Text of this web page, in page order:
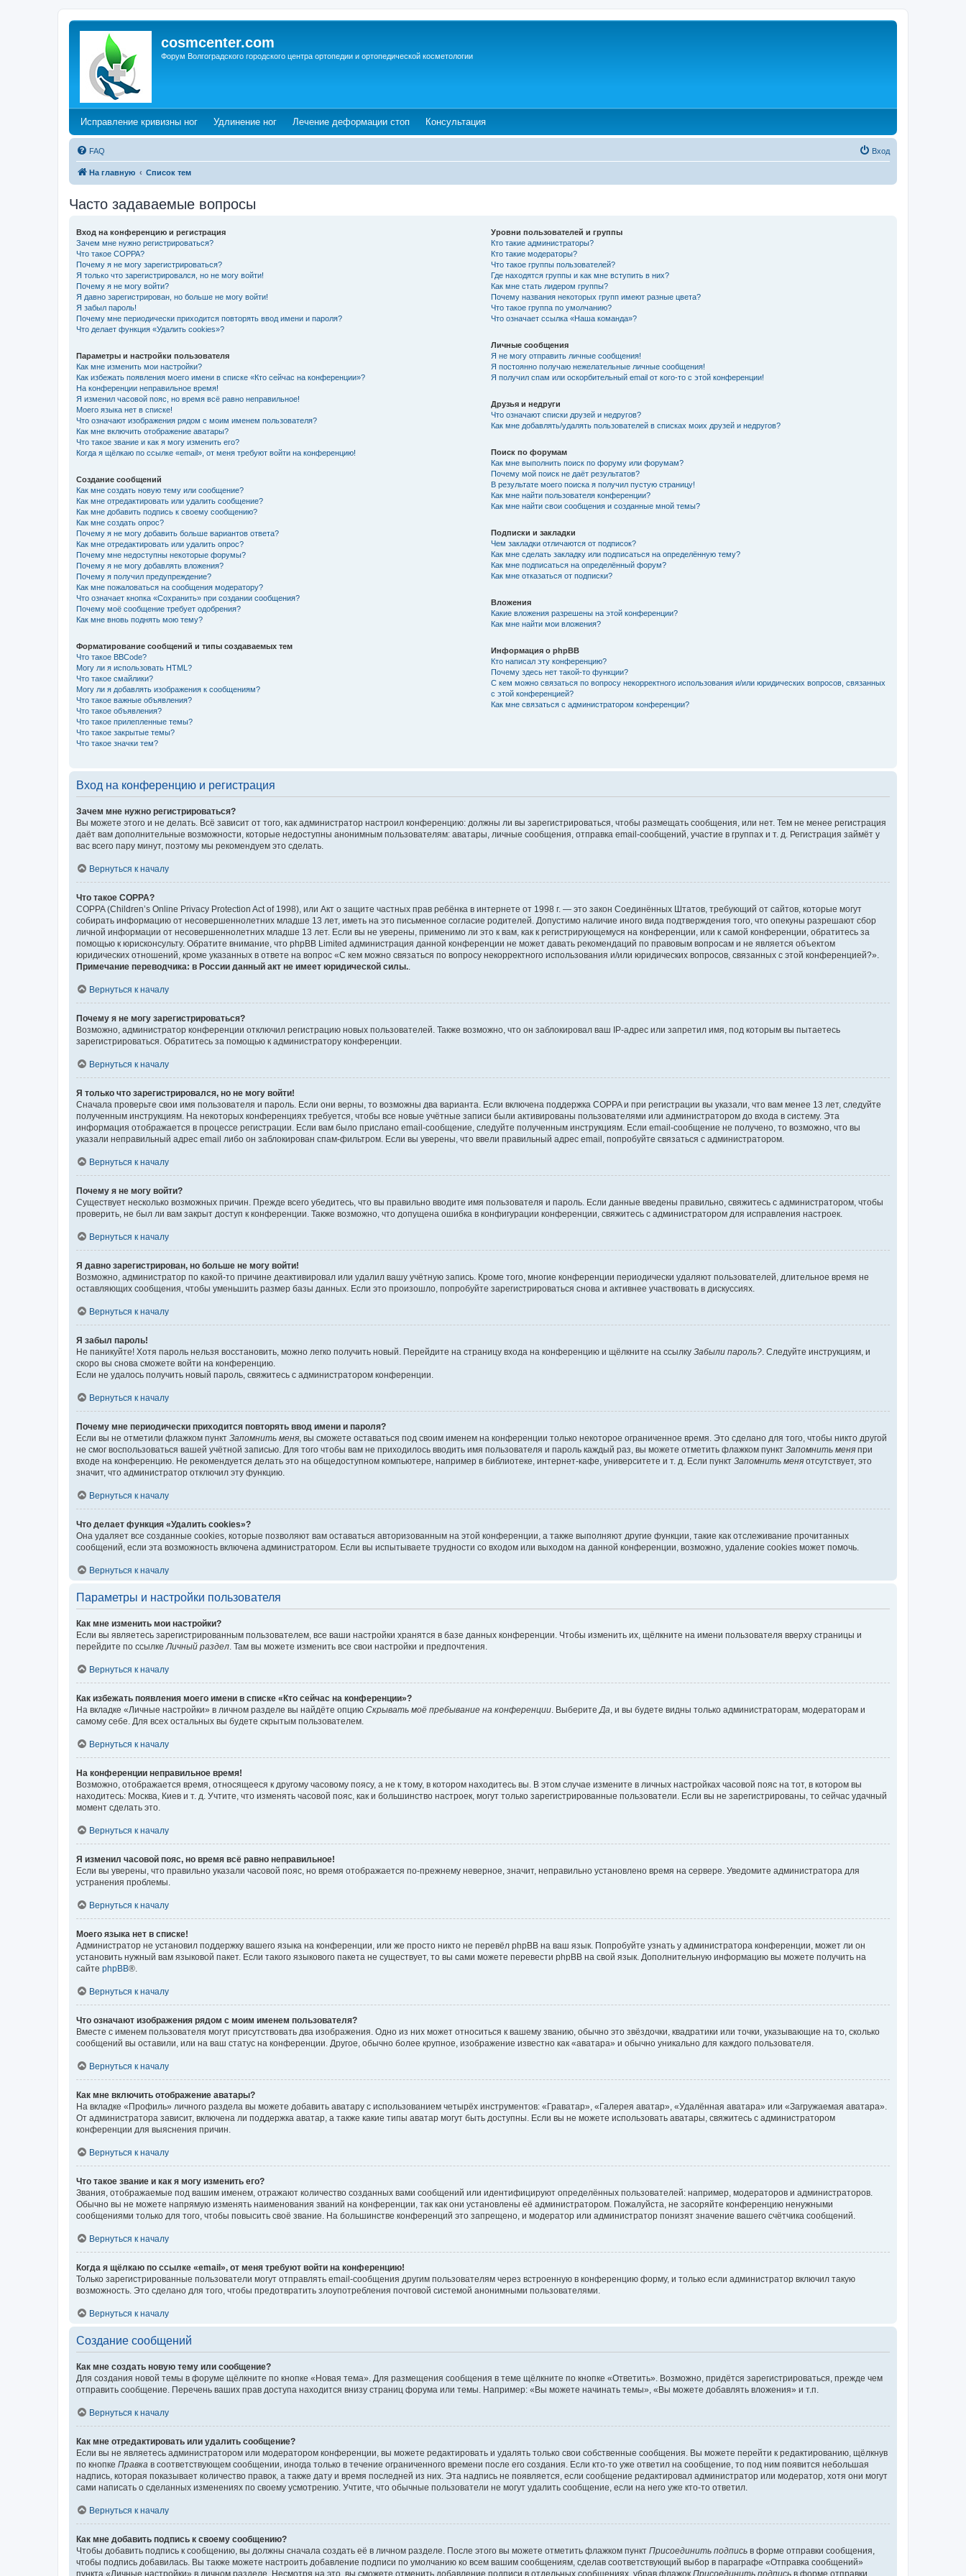
cosmcenter.com
Форум Волгоградского городского центра ортопедии и ортопедической косметологии
Исправление кривизны ног(Opens a new tab)
Удлинение ног(Opens a new tab)
Лечение деформации стоп(Opens a new tab)
Консультация(Opens a new tab)
FAQ Вход
На главную Список тем
Часто задаваемые вопросы
Вход на конференцию и регистрация
Зачем мне нужно регистрироваться?
Что такое COPPA?
Почему я не могу зарегистрироваться?
Я только что зарегистрировался, но не могу войти!
Почему я не могу войти?
Я давно зарегистрирован, но больше не могу войти!
Я забыл пароль!
Почему мне периодически приходится повторять ввод имени и пароля?
Что делает функция «Удалить cookies»?
Параметры и настройки пользователя
Как мне изменить мои настройки?
Как избежать появления моего имени в списке «Кто сейчас на конференции»?
На конференции неправильное время!
Я изменил часовой пояс, но время всё равно неправильное!
Моего языка нет в списке!
Что означают изображения рядом с моим именем пользователя?
Как мне включить отображение аватары?
Что такое звание и как я могу изменить его?
Когда я щёлкаю по ссылке «email», от меня требуют войти на конференцию!
Создание сообщений
Как мне создать новую тему или сообщение?
Как мне отредактировать или удалить сообщение?
Как мне добавить подпись к своему сообщению?
Как мне создать опрос?
Почему я не могу добавить больше вариантов ответа?
Как мне отредактировать или удалить опрос?
Почему мне недоступны некоторые форумы?
Почему я не могу добавлять вложения?
Почему я получил предупреждение?
Как мне пожаловаться на сообщения модератору?
Что означает кнопка «Сохранить» при создании сообщения?
Почему моё сообщение требует одобрения?
Как мне вновь поднять мою тему?
Форматирование сообщений и типы создаваемых тем
Что такое BBCode?
Могу ли я использовать HTML?
Что такое смайлики?
Могу ли я добавлять изображения к сообщениям?
Что такое важные объявления?
Что такое объявления?
Что такое прилепленные темы?
Что такое закрытые темы?
Что такое значки тем?
Уровни пользователей и группы
Кто такие администраторы?
Кто такие модераторы?
Что такое группы пользователей?
Где находятся группы и как мне вступить в них?
Как мне стать лидером группы?
Почему названия некоторых групп имеют разные цвета?
Что такое группа по умолчанию?
Что означает ссылка «Наша команда»?
Личные сообщения
Я не могу отправить личные сообщения!
Я постоянно получаю нежелательные личные сообщения!
Я получил спам или оскорбительный email от кого-то с этой конференции!
Друзья и недруги
Что означают списки друзей и недругов?
Как мне добавлять/удалять пользователей в списках моих друзей и недругов?
Поиск по форумам
Как мне выполнить поиск по форуму или форумам?
Почему мой поиск не даёт результатов?
В результате моего поиска я получил пустую страницу!
Как мне найти пользователя конференции?
Как мне найти свои сообщения и созданные мной темы?
Подписки и закладки
Чем закладки отличаются от подписок?
Как мне сделать закладку или подписаться на определённую тему?
Как мне подписаться на определённый форум?
Как мне отказаться от подписки?
Вложения
Какие вложения разрешены на этой конференции?
Как мне найти мои вложения?
Информация о phpBB
Кто написал эту конференцию?
Почему здесь нет такой-то функции?
С кем можно связаться по вопросу некорректного использования и/или юридических вопросов, связанных
с этой конференцией?
Как мне связаться с администратором конференции?
Вход на конференцию и регистрация
Зачем мне нужно регистрироваться?
Вы можете этого и не делать. Всё зависит от того, как администратор настроил конференцию: должны ли вы зарегистрироваться, чтобы размещать сообщения, или нет. Тем не менее регистрация
даёт вам дополнительные возможности, которые недоступны анонимным пользователям: аватары, личные сообщения, отправка email-сообщений, участие в группах и т. д. Регистрация займёт у
вас всего пару минут, поэтому мы рекомендуем это сделать.
Вернуться к началу
Что такое COPPA?
COPPA (Children’s Online Privacy Protection Act of 1998), или Акт о защите частных прав ребёнка в интернете от 1998 г. — это закон Соединённых Штатов, требующий от сайтов, которые могут
собирать информацию от несовершеннолетних младше 13 лет, иметь на это письменное согласие родителей. Допустимо наличие иного вида подтверждения того, что опекуны разрешают сбор
личной информации от несовершеннолетних младше 13 лет. Если вы не уверены, применимо ли это к вам, как к регистрирующемуся на конференции, или к самой конференции, обратитесь за
помощью к юрисконсульту. Обратите внимание, что phpBB Limited администрация данной конференции не может давать рекомендаций по правовым вопросам и не является объектом
юридических отношений, кроме указанных в ответе на вопрос «С кем можно связаться по вопросу некорректного использования и/или юридических вопросов, связанных с этой конференцией?».
Примечание переводчика: в России данный акт не имеет юридической силы..
Вернуться к началу
Почему я не могу зарегистрироваться?
Возможно, администратор конференции отключил регистрацию новых пользователей. Также возможно, что он заблокировал ваш IP-адрес или запретил имя, под которым вы пытаетесь
зарегистрироваться. Обратитесь за помощью к администратору конференции.
Вернуться к началу
Я только что зарегистрировался, но не могу войти!
Сначала проверьте свои имя пользователя и пароль. Если они верны, то возможны два варианта. Если включена поддержка COPPA и при регистрации вы указали, что вам менее 13 лет, следуйте
полученным инструкциям. На некоторых конференциях требуется, чтобы все новые учётные записи были активированы пользователями или администратором до входа в систему. Эта
информация отображается в процессе регистрации. Если вам было прислано email-сообщение, следуйте полученным инструкциям. Если email-сообщение не получено, то возможно, что вы
указали неправильный адрес email либо он заблокирован спам-фильтром. Если вы уверены, что ввели правильный адрес email, попробуйте связаться с администратором.
Вернуться к началу
Почему я не могу войти?
Существует несколько возможных причин. Прежде всего убедитесь, что вы правильно вводите имя пользователя и пароль. Если данные введены правильно, свяжитесь с администратором, чтобы
проверить, не был ли вам закрыт доступ к конференции. Также возможно, что допущена ошибка в конфигурации конференции, свяжитесь с администратором для исправления настроек.
Вернуться к началу
Я давно зарегистрирован, но больше не могу войти!
Возможно, администратор по какой-то причине деактивировал или удалил вашу учётную запись. Кроме того, многие конференции периодически удаляют пользователей, длительное время не
оставляющих сообщения, чтобы уменьшить размер базы данных. Если это произошло, попробуйте зарегистрироваться снова и активнее участвовать в дискуссиях.
Вернуться к началу
Я забыл пароль!
Не паникуйте! Хотя пароль нельзя восстановить, можно легко получить новый. Перейдите на страницу входа на конференцию и щёлкните на ссылку Забыли пароль?. Следуйте инструкциям, и
скоро вы снова сможете войти на конференцию.
Если не удалось получить новый пароль, свяжитесь с администратором конференции.
Вернуться к началу
Почему мне периодически приходится повторять ввод имени и пароля?
Если вы не отметили флажком пункт Запомнить меня, вы сможете оставаться под своим именем на конференции только некоторое ограниченное время. Это сделано для того, чтобы никто другой
не смог воспользоваться вашей учётной записью. Для того чтобы вам не приходилось вводить имя пользователя и пароль каждый раз, вы можете отметить флажком пункт Запомнить меня при
входе на конференцию. Не рекомендуется делать это на общедоступном компьютере, например в библиотеке, интернет-кафе, университете и т. д. Если пункт Запомнить меня отсутствует, это
значит, что администратор отключил эту функцию.
Вернуться к началу
Что делает функция «Удалить cookies»?
Она удаляет все созданные cookies, которые позволяют вам оставаться авторизованным на этой конференции, а также выполняют другие функции, такие как отслеживание прочитанных
сообщений, если эта возможность включена администратором. Если вы испытываете трудности со входом или выходом на данной конференции, возможно, удаление cookies может помочь.
Вернуться к началу
Параметры и настройки пользователя
Как мне изменить мои настройки?
Если вы являетесь зарегистрированным пользователем, все ваши настройки хранятся в базе данных конференции. Чтобы изменить их, щёлкните на имени пользователя вверху страницы и
перейдите по ссылкеЛичный раздел. Там вы можете изменить все свои настройки и предпочтения.
Вернуться к началу
Как избежать появления моего имени в списке «Кто сейчас на конференции»?
На вкладке «Личные настройки» в личном разделе вы найдёте опцию Скрывать моё пребывание на конференции. ВыберитеДа, и вы будете видны только администраторам, модераторам и
самому себе. Для всех остальных вы будете скрытым пользователем.
Вернуться к началу
На конференции неправильное время!
Возможно, отображается время, относящееся к другому часовому поясу, а не к тому, в котором находитесь вы. В этом случае измените в личных настройках часовой пояс на тот, в котором вы
находитесь: Москва, Киев и т. д. Учтите, что изменять часовой пояс, как и большинство настроек, могут только зарегистрированные пользователи. Если вы не зарегистрированы, то сейчас удачный
момент сделать это.
Вернуться к началу
Я изменил часовой пояс, но время всё равно неправильное!
Если вы уверены, что правильно указали часовой пояс, но время отображается по-прежнему неверное, значит, неправильно установлено время на сервере. Уведомите администратора для
устранения проблемы.
Вернуться к началу
Моего языка нет в списке!
Администратор не установил поддержку вашего языка на конференции, или же просто никто не перевёл phpBB на ваш язык. Попробуйте узнать у администратора конференции, может ли он
установить нужный вам языковой пакет. Если такого языкового пакета не существует, то вы сами можете перевести phpBB на свой язык. Дополнительную информацию вы можете получить на
сайте phpBB®.
Вернуться к началу
Что означают изображения рядом с моим именем пользователя?
Вместе с именем пользователя могут присутствовать два изображения. Одно из них может относиться к вашему званию, обычно это звёздочки, квадратики или точки, указывающие на то, сколько
сообщений вы оставили, или на ваш статус на конференции. Другое, обычно более крупное, изображение известно как «аватара» и обычно уникально для каждого пользователя.
Вернуться к началу
Как мне включить отображение аватары?
На вкладке «Профиль» личного раздела вы можете добавить аватару с использованием четырёх инструментов: «Граватар», «Галерея аватар», «Удалённая аватара» или «Загружаемая аватара».
От администратора зависит, включена ли поддержка аватар, а также какие типы аватар могут быть доступны. Если вы не можете использовать аватары, свяжитесь с администратором
конференции для выяснения причин.
Вернуться к началу
Что такое звание и как я могу изменить его?
Звания, отображаемые под вашим именем, отражают количество созданных вами сообщений или идентифицируют определённых пользователей: например, модераторов и администраторов.
Обычно вы не можете напрямую изменять наименования званий на конференции, так как они установлены её администратором. Пожалуйста, не засоряйте конференцию ненужными
сообщениями только для того, чтобы повысить своё звание. На большинстве конференций это запрещено, и модератор или администратор понизят значение вашего счётчика сообщений.
Вернуться к началу
Когда я щёлкаю по ссылке «email», от меня требуют войти на конференцию!
Только зарегистрированные пользователи могут отправлять email-сообщения другим пользователям через встроенную в конференцию форму, и только если администратор включил такую
возможность. Это сделано для того, чтобы предотвратить злоупотребления почтовой системой анонимными пользователями.
Вернуться к началу
Создание сообщений
Как мне создать новую тему или сообщение?
Для создания новой темы в форуме щёлкните по кнопке «Новая тема». Для размещения сообщения в теме щёлкните по кнопке «Ответить». Возможно, придётся зарегистрироваться, прежде чем
отправить сообщение. Перечень ваших прав доступа находится внизу страниц форума или темы. Например: «Вы можете начинать темы», «Вы можете добавлять вложения» и т.п.
Вернуться к началу
Как мне отредактировать или удалить сообщение?
Если вы не являетесь администратором или модератором конференции, вы можете редактировать и удалять только свои собственные сообщения. Вы можете перейти к редактированию, щёлкнув
по кнопке Правка в соответствующем сообщении, иногда только в течение ограниченного времени после его создания. Если кто-то уже ответил на сообщение, то под ним появится небольшая
надпись, которая показывает количество правок, а также дату и время последней из них. Эта надпись не появляется, если сообщение редактировал администратор или модератор, хотя они могут
сами написать о сделанных изменениях по своему усмотрению. Учтите, что обычные пользователи не могут удалить сообщение, если на него уже кто-то ответил.
Вернуться к началу
Как мне добавить подпись к своему сообщению?
Чтобы добавить подпись к сообщению, вы должны сначала создать её в личном разделе. После этого вы можете отметить флажком пункт Присоединить подпись в форме отправки сообщения,
чтобы подпись добавилась. Вы также можете настроить добавление подписи по умолчанию ко всем вашим сообщениям, сделав соответствующий выбор в параграфе «Отправка сообщений»
пункта «Личные настройки» в личном разделе. Несмотря на это, вы сможете отменить добавление подписи в отдельных сообщениях, убрав флажок Присоединить подпись в форме отправки